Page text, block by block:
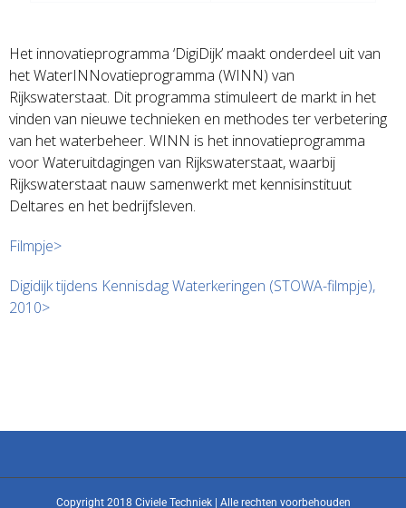
Het innovatieprogramma ‘DigiDijk’ maakt onderdeel uit van
het WaterINNovatieprogramma (WINN) van
Rijkswaterstaat. Dit programma stimuleert de markt in het
vinden van nieuwe technieken en methodes ter verbetering
van het waterbeheer. WINN is het innovatieprogramma
voor Wateruitdagingen van Rijkswaterstaat, waarbij
Rijkswaterstaat nauw samenwerkt met kennisinstituut
Deltares en het bedrijfsleven.
Filmpje>
Digidijk tijdens Kennisdag Waterkeringen (STOWA-filmpje),
2010>
Copyright 2018 Civiele Techniek | Alle rechten voorbehouden